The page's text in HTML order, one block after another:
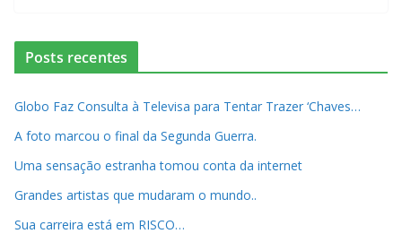
Posts recentes
Globo Faz Consulta à Televisa para Tentar Trazer ‘Chaves…
A foto marcou o final da Segunda Guerra.
Uma sensação estranha tomou conta da internet
Grandes artistas que mudaram o mundo..
Sua carreira está em RISCO…